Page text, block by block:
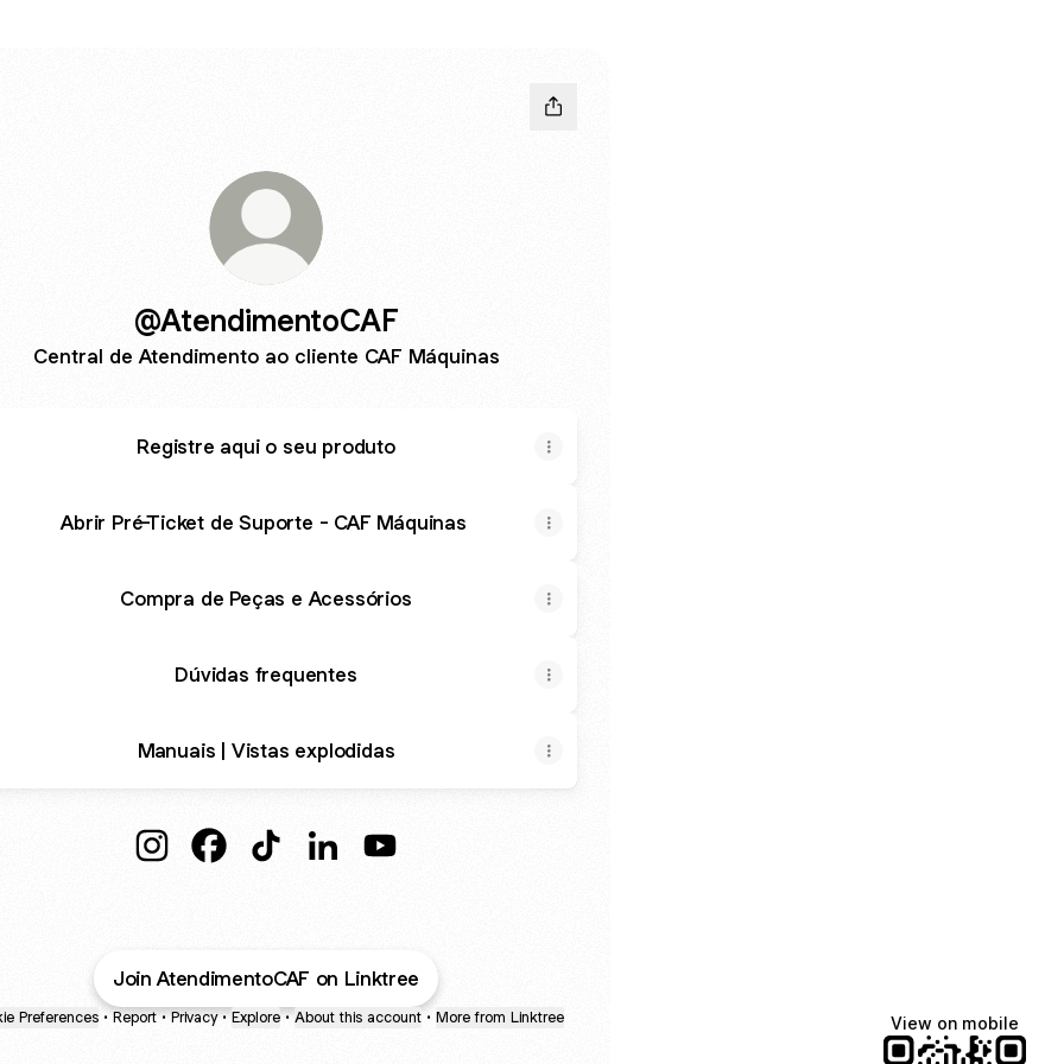
@AtendimentoCAF
Central de Atendimento ao cliente CAF Máquinas
Registre aqui o seu produto
Abrir Pré-Ticket de Suporte - CAF Máquinas
Compra de Peças e Acessórios
Dúvidas frequentes
Manuais | Vistas explodidas
Join AtendimentoCAF on Linktree
Preferences • Report • Privacy • Explore • About this account • More from Linktree View on mobile